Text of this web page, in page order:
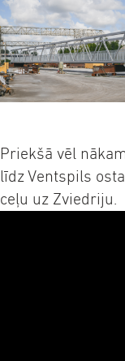
Priekšā vēl
līdz Ventspils
ceļu uz Zviedriju.